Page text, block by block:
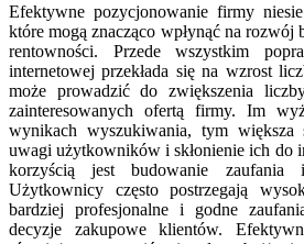
Efektywne pozycjonowanie firmy
które mogą znacząco wpłynąć na rozwój
rentowności. Przede wszystkim
internetowej przekłada się na wzrost
może prowadzić do zwiększenia
zainteresowanych ofertą firmy. Im
wynikach wyszukiwania, tym większa
uwagi użytkowników i skłonienie ich do
korzyścią jest budowanie zaufania
Użytkownicy często postrzegają
bardziej profesjonalne i godne
decyzje zakupowe klientów.